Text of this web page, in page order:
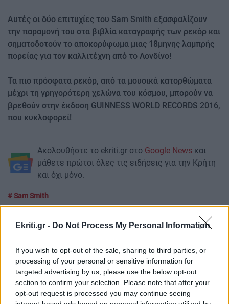
Ekriti.gr - Do Not Process My Personal Information
If you wish to opt-out of the sale, sharing to third parties, or
processing of your personal or sensitive information for
targeted advertising by us, please use the below opt-out
section to confirm your selection. Please note that after your
opt-out request is processed you may continue seeing
Αυτές οι δύο επιτυχίες του Sam Smith εξασφαλίζουν
την παραμονή του στα βιβλία καταγραφής των ρεκόρ και
σηματοδοτούν το αποκορύφωμα μιας 18μηνης λαμπρής
πορείας για τον καλλιτέχνη από το Λονδίνο!
Τα πιο πρόσφατα ρεκόρ, από τα μουσικά κατορθώματα
μέχρι τη γρηγορότερη χελώνα του κόσμου, μπορούν να
βρεθούν στην έκδοση GUINNESS WORLD RECORDS 2016,
που κυκλοφορεί!
Ακολουθήστε το ekriti.gr στο Google News και
μάθετε πρώτοι όλες τις ειδήσεις για την Κρήτη
και όχι μόνο.
Sam Smith
ΡΟΗ ΕΙΔΗΣΕΩΝ
19:11
ΕΛΛΑΔΑ